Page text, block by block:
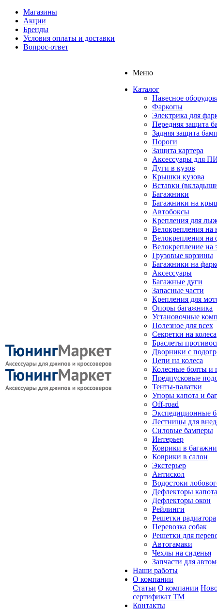
Магазины
Акции
Бренды
Условия оплаты и доставки
Вопрос-ответ
Меню
Каталог
Навесное
Фаркопы
Электрика для
Передняя защита
Задняя защита
Пороги
Защита картера
Аксессуары для
Дуги в кузов
Крышки кузова
Вставки
Багажники
Багажники на
Автобоксы
Крепления для
Велокрепления
Велокрепления на
Велокрепление на
Грузовые корзины
Багажники на
Аксессуары
Багажные дуги
Запасные части
Крепления для
Опоры багажника
Установочные
Полезное для всех
Секретки на колеса
Браслеты
Дворники с
Цепи на колеса
Колесные болты и
Предпусковые
Тенты-палатки
Упоры капота и
Off-road
Экспедиционные
Лестницы для
Силовые бамперы
Интерьер
Коврики в
Коврики в салон
Экстерьер
Антискол
Водостоки
Дефлекторы капота
Дефлекторы окон
Рейлинги
Решетки радиатора
Перевозка собак
Решетки для
Автогамаки
Чехлы на сиденья
Запчасти для
Наши работы
О компании
Статьи О компании
сертификат ТМ
Контакты